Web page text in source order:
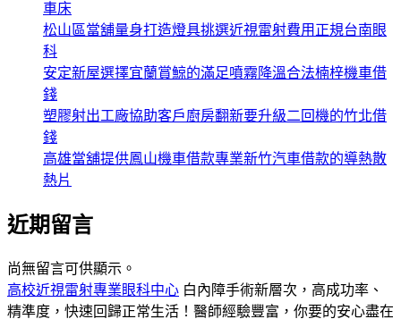
車床
松山區當舖量身打造燈具挑選近視雷射費用正規台南眼
科
安定新屋選擇宜蘭賞鯨的滿足噴霧降溫合法楠梓機車借
錢
塑膠射出工廠協助客戶廚房翻新要升級二回機的竹北借
錢
高雄當舖提供鳳山機車借款專業新竹汽車借款的導熱散
熱片
近期留言
尚無留言可供顯示。
高校近視雷射專業眼科中心 白內障手術新層次，高成功率、
精準度，快速回歸正常生活！醫師經驗豐富，你要的安心盡在